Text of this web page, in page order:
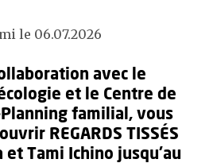
le 06.07.2026
avec le
et le Centre de
familial, vous
REGARDS TISSÉS
et Tami Ichino jusqu'au